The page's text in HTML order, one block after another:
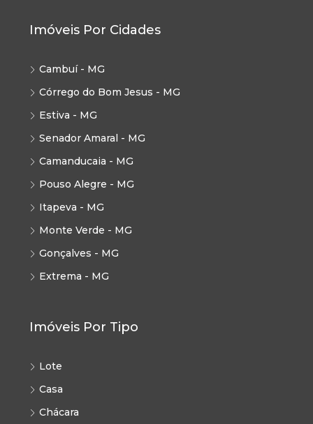
Imóveis Por Cidades
Cambuí - MG
Córrego do Bom Jesus - MG
Estiva - MG
Senador Amaral - MG
Camanducaia - MG
Pouso Alegre - MG
Itapeva - MG
Monte Verde - MG
Gonçalves - MG
Extrema - MG
Imóveis Por Tipo
Lote
Casa
Chácara